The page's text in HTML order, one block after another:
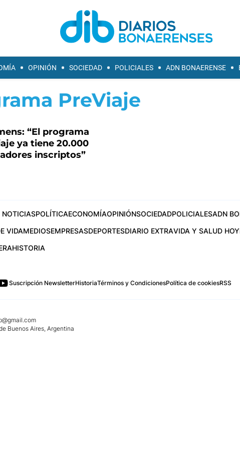
OPINIÓN SOCIEDAD POLICIALES ADN BONAERENSE
PreViaje
“El programa
ya tiene 20.000
inscriptos”
NOTICIASPOLÍTICAECONOMÍAOPINIÓNSOCIEDADPOLICIALESADN
VIDAMEDIOSEMPRESASDEPORTESDIARIO EXTRAVIDA Y SALUD HOY
HISTORIA
Suscripción NewsletterHistoriaTérminos y CondicionesPolítica de cookiesRSS
Buenos Aires, Argentina